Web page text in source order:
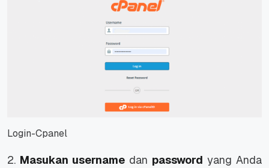
Login-Cpanel
2. Masukan username dan password yang Anda